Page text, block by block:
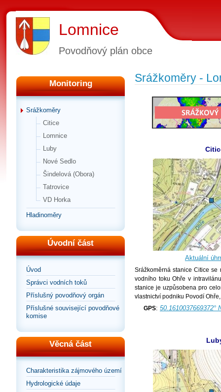
Lomnice
Povodňový plán obce
Monitoring
Srážkoměry
Citice
Lomnice
Luby
Nové Sedlo
Šindelová (Obora)
Tatrovice
VD Horka
Hladinoměry
Úvodní část
Úvod
Správci vodních toků
Příslušný povodňový orgán
Příslušné související povodňové
komise
Věcná část
Charakteristika zájmového území
Hydrologické údaje
Srážkoměry -
Aktuální
Srážkoměrná stanice Citice
vodního toku Ohře v
stanice je uzpůsobena pro
vlastnictví podniku Povodí
GPS: 50.1610037669372°